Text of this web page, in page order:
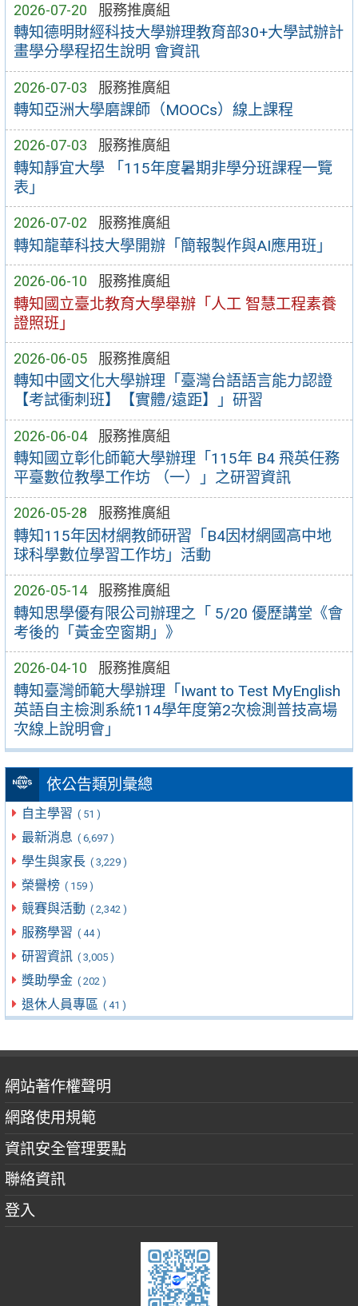
2026-07-20 服務推廣組
轉知德明財經科技大學辦理教育部30+大學試辦計
畫學分學程招生說明 會資訊
2026-07-03 服務推廣組
轉知亞洲大學磨課師（MOOCs）線上課程
2026-07-03 服務推廣組
轉知靜宜大學 「115年度暑期非學分班課程一覽
表」
2026-07-02 服務推廣組
轉知龍華科技大學開辦「簡報製作與AI應用班」
2026-06-10 服務推廣組
轉知國立臺北教育大學舉辦「人工 智慧工程素養
證照班」
2026-06-05 服務推廣組
轉知中國文化大學辦理「臺灣台語語言能力認證
【考試衝刺班】【實體/遠距】」研習
2026-06-04 服務推廣組
轉知國立彰化師範大學辦理「115年 B4 飛英任務
平臺數位教學工作坊 （一）」之研習資訊
2026-05-28 服務推廣組
轉知115年因材網教師研習「B4因材網國高中地
球科學數位學習工作坊」活動
2026-05-14 服務推廣組
轉知思學優有限公司辦理之「 5/20 優歷講堂《會
考後的「黃金空窗期」》
2026-04-10 服務推廣組
轉知臺灣師範大學辦理「Iwant to Test MyEnglish
英語自主檢測系統114學年度第2次檢測普技高場
次線上說明會」
依公告類別彙總
自主學習 ( 51 )
最新消息 ( 6,697 )
學生與家長 ( 3,229 )
榮譽榜 ( 159 )
競賽與活動 ( 2,342 )
服務學習 ( 44 )
研習資訊 ( 3,005 )
獎助學金 ( 202 )
退休人員專區 ( 41 )
網站著作權聲明
網路使用規範
資訊安全管理要點
聯絡資訊
登入